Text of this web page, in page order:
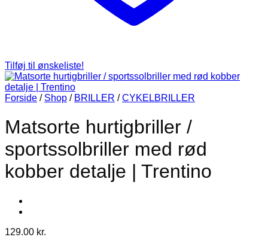
Tilføj til ønskeliste!
Forside / Shop / BRILLER / CYKELBRILLER
Matsorte hurtigbriller /
sportssolbriller med rød
kobber detalje | Trentino
129.00 kr.